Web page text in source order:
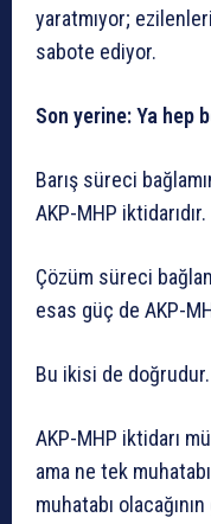
yaratmıyor;
sabote ediyor.
Son yerine: Ya hep
Barış süreci
AKP-MHP iktidarıdır.
Çözüm süreci
esas güç de AKP-
Bu ikisi de
AKP-MHP iktidarı
ama ne tek
muhatabı